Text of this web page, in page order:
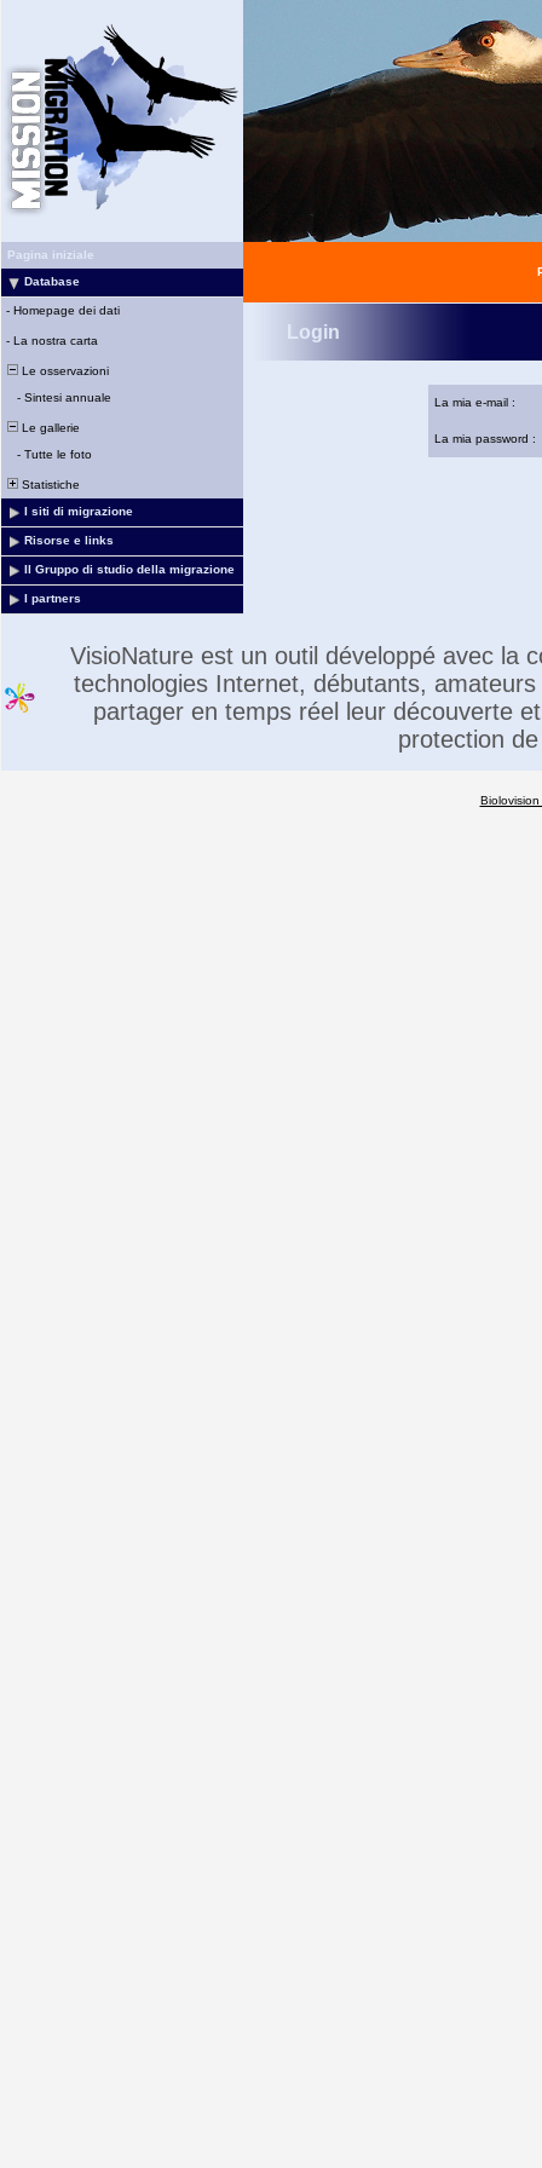
Pagina iniziale
Database
- Homepage dei dati
- La nostra carta
Le osservazioni
- Sintesi annuale
Le gallerie
- Tutte le foto
Statistiche
I siti di migrazione
Risorse e links
Il Gruppo di studio della migrazione
I partners
Login
La mia e-mail :
La mia password :
VisioNature est un outil développé avec la
technologies Internet, débutants,
partager en temps réel leur découverte
protection
Biolovision